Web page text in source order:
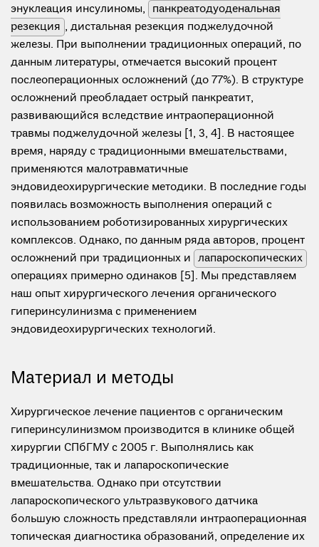
энуклеация инсулиномы, панкреатодуоденальная
резекция , дистальная резекция поджелудочной
железы. При выполнении традиционных операций, по
данным литературы, отмечается высокий процент
послеоперационных осложнений (до 77%). В структуре
осложнений преобладает острый панкреатит,
развивающийся вследствие интраоперационной
травмы поджелудочной железы [1, 3, 4]. В настоящее
время, наряду с традиционными вмешательствами,
применяются малотравматичные
эндовидеохирургические методики. В последние годы
появилась возможность выполнения операций с
использованием роботизированных хирургических
комплексов. Однако, по данным ряда авторов, процент
осложнений при традиционных и лапароскопических
операциях примерно одинаков [5]. Мы представляем
наш опыт хирургического лечения органического
гиперинсулинизма с применением
эндовидеохирургических технологий.
Материал и методы
Хирургическое лечение пациентов с органическим
гиперинсулинизмом производится в клинике общей
хирургии СПбГМУ с 2005 г. Выполнялись как
традиционные, так и лапароскопические
вмешательства. Однако при отсутствии
лапароскопического ультразвукового датчика
большую сложность представляли интраоперационная
топическая диагностика образований, определение их